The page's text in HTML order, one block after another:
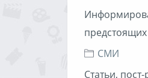
СМИ
Статьи,